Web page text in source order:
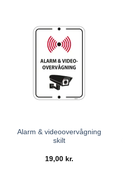
Alarm & videoovervågning
skilt
19,00 kr.